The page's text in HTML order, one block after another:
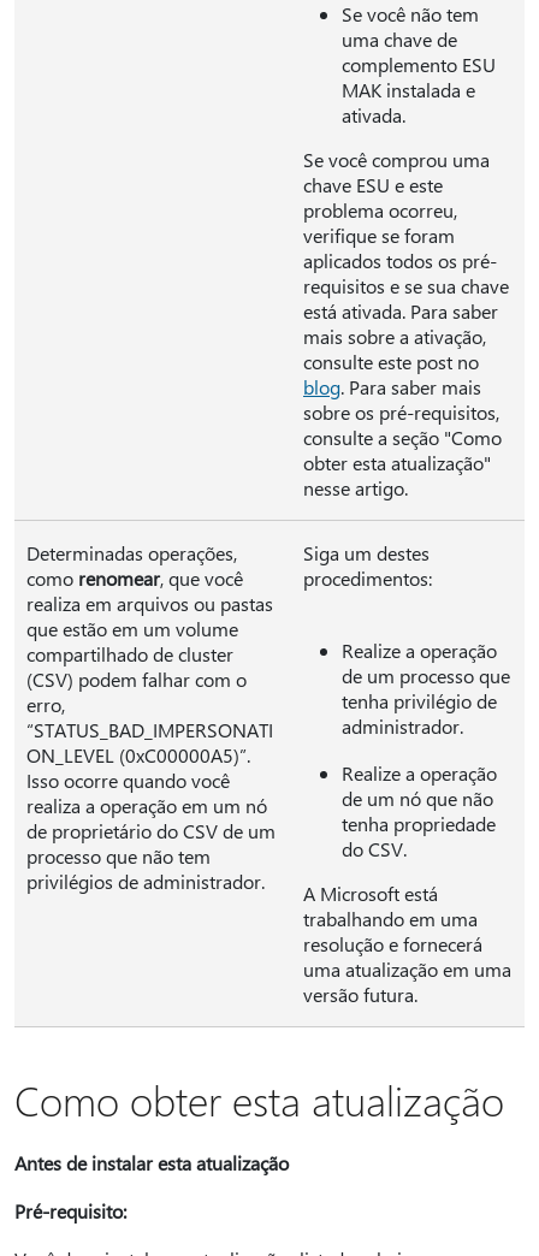
Se você não tem
uma chave de
complemento ESU
MAK instalada e
ativada.
Se você comprou uma
chave ESU e este
problema ocorreu,
verifique se foram
aplicados todos os pré-
requisitos e se sua chave
está ativada. Para saber
mais sobre a ativação,
consulte este post no
blog. Para saber mais
sobre os pré-requisitos,
consulte a seção "Como
obter esta atualização"
nesse artigo.
Determinadas operações,
como renomear, que você
realiza em arquivos ou pastas
que estão em um volume
compartilhado de cluster
(CSV) podem falhar com o
erro,
“STATUS_BAD_IMPERSONATI
ON_LEVEL (0xC00000A5)”.
Isso ocorre quando você
realiza a operação em um nó
de proprietário do CSV de um
processo que não tem
privilégios de administrador.
Siga um destes
procedimentos:
Realize a operação
de um processo que
tenha privilégio de
administrador.
Realize a operação
de um nó que não
tenha propriedade
do CSV.
A Microsoft está
trabalhando em uma
resolução e fornecerá
uma atualização em uma
versão futura.
Como obter esta atualização
Antes de instalar esta atualização
Pré-requisito: